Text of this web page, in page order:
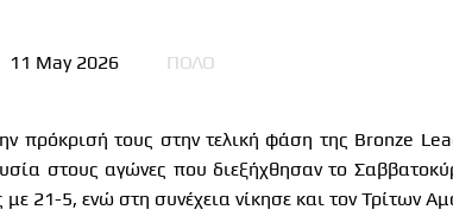
11 May 2026 ΠΟΛΟ
πρόκρισή τους στην τελική φάση της Bronze
στους αγώνες που διεξήχθησαν το
21-5, ενώ στη συνέχεια νίκησε και τον Τρίτων